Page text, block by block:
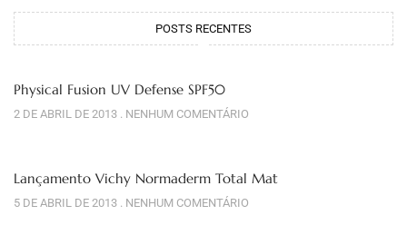
POSTS RECENTES
Physical Fusion UV Defense SPF50
2 DE ABRIL DE 2013 NENHUM COMENTÁRIO
Lançamento Vichy Normaderm Total Mat
5 DE ABRIL DE 2013 NENHUM COMENTÁRIO